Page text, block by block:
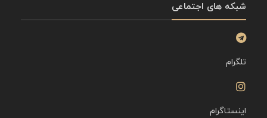
شبکه های اجتماعی
تلگرام
اینستاگرام